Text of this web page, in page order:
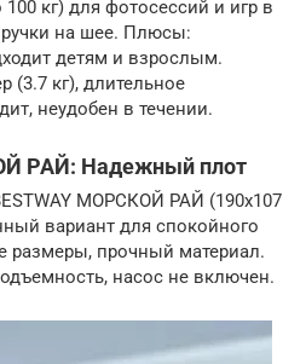
кг) для фотосессий и игр в
на шее. Плюсы:
детям и взрослым.
кг), длительное
неудобен в течении.
РАЙ: Надежный плот
МОРСКОЙ РАЙ (190х107
вариант для спокойного
прочный материал.
насос не включен.